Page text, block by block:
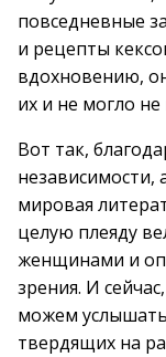
повседневные
и рецепты
вдохновению,
их и не могло
Вот так,
независимости,
мировая
целую плеяду
женщинами и
зрения. И
можем
твердящих на